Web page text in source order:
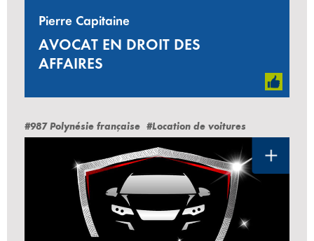
Pierre Capitaine
AVOCAT EN DROIT DES
AFFAIRES
#987 Polynésie française #Location de voitures